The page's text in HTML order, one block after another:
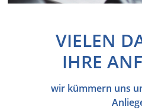
VIELEN
IHRE
wir kümmern uns